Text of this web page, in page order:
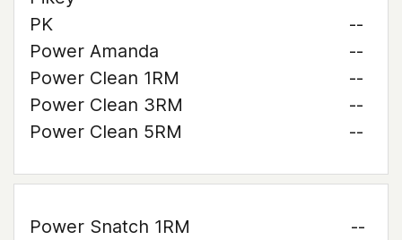
PK
--
Power Amanda
--
Power Clean 1RM
--
Power Clean 3RM
--
Power Clean 5RM
--
Power Snatch 1RM
--